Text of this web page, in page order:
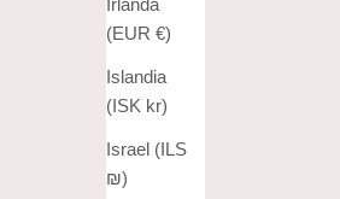
(EUR €)
Islandia
(ISK kr)
Israel (ILS
₪)